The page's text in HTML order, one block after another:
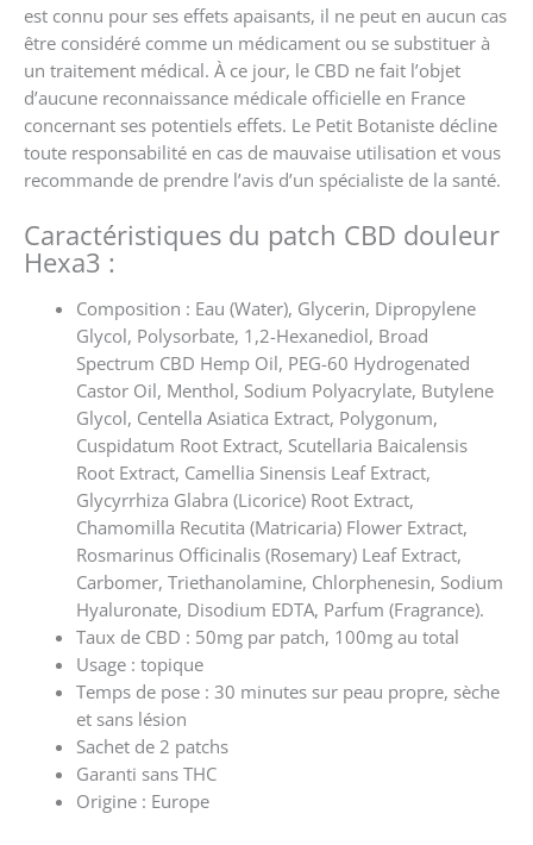
est connu pour ses effets apaisants, il ne peut en aucun cas
être considéré comme un médicament ou se substituer à
un traitement médical. À ce jour, le CBD ne fait l’objet
d’aucune reconnaissance médicale officielle en France
concernant ses potentiels effets. Le Petit Botaniste décline
toute responsabilité en cas de mauvaise utilisation et vous
recommande de prendre l’avis d’un spécialiste de la santé.
Caractéristiques du patch CBD douleur
Hexa3 :
Composition : Eau (Water), Glycerin, Dipropylene
Glycol, Polysorbate, 1,2-Hexanediol, Broad
Spectrum CBD Hemp Oil, PEG-60 Hydrogenated
Castor Oil, Menthol, Sodium Polyacrylate, Butylene
Glycol, Centella Asiatica Extract, Polygonum,
Cuspidatum Root Extract, Scutellaria Baicalensis
Root Extract, Camellia Sinensis Leaf Extract,
Glycyrrhiza Glabra (Licorice) Root Extract,
Chamomilla Recutita (Matricaria) Flower Extract,
Rosmarinus Officinalis (Rosemary) Leaf Extract,
Carbomer, Triethanolamine, Chlorphenesin, Sodium
Hyaluronate, Disodium EDTA, Parfum (Fragrance).
Taux de CBD : 50mg par patch, 100mg au total
Usage : topique
Temps de pose : 30 minutes sur peau propre, sèche
et sans lésion
Sachet de 2 patchs
Garanti sans THC
Origine : Europe